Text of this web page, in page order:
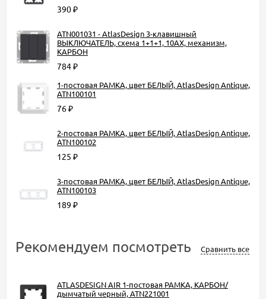
390₽
ATN001031 - AtlasDesign 3-клавишный
ВЫКЛЮЧАТЕЛЬ, схема 1+1+1, 10АХ, механизм,
КАРБОН
784₽
1-постовая РАМКА, цвет БЕЛЫЙ, AtlasDesign Antique,
ATN100101
76₽
2-постовая РАМКА, цвет БЕЛЫЙ, AtlasDesign Antique,
ATN100102
125 ₽
3-постовая РАМКА, цвет БЕЛЫЙ, AtlasDesign Antique,
ATN100103
189 ₽
Рекомендуем посмотреть Сравнить все
ATLASDESIGN AIR 1-постовая РАМКА, КАРБОН/
дымчатый черный, ATN221001